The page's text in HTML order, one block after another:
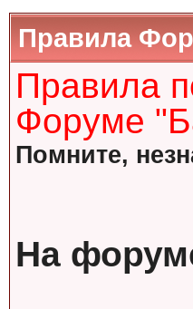
Правила
Правила
Форуме
Помните,
На